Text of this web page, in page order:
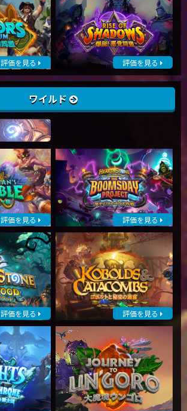
評価を見る 評価を見る
ワイルド
評価を見る 評価を見る
評価を見る 評価を見る